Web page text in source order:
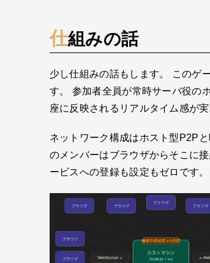
仕組みの話
少し仕組みの話もします。 このゲ
す。 参加者全員が常時サーバ役の
座に反映されるリアルタイム感が実
ネットワーク構成はホスト型P2P
のメンバーはブラウザからそこに
ービスへの登録も設定もゼロです。